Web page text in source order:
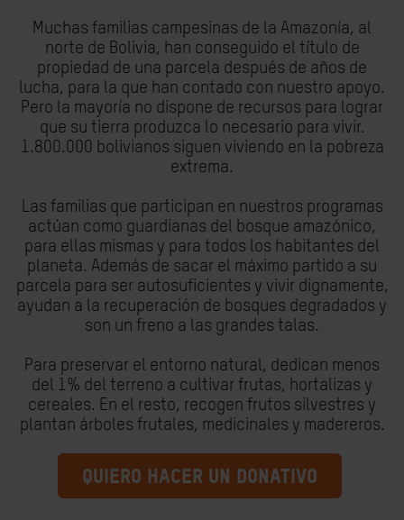
Muchas familias campesinas de la Amazonía, al
norte de Bolivia, han conseguido el título de
propiedad de una parcela después de años de
lucha, para la que han contado con nuestro apoyo.
Pero la mayoría no dispone de recursos para lograr
que su tierra produzca lo necesario para vivir.
1.800.000 bolivianos siguen viviendo en la pobreza
extrema.
Las familias que participan en nuestros programas
actúan como guardianas del bosque amazónico,
para ellas mismas y para todos los habitantes del
planeta. Además de sacar el máximo partido a su
parcela para ser autosuficientes y vivir dignamente,
ayudan a la recuperación de bosques degradados y
son un freno a las grandes talas.
Para preservar el entorno natural, dedican menos
del 1% del terreno a cultivar frutas, hortalizas y
cereales. En el resto, recogen frutos silvestres y
plantan árboles frutales, medicinales y madereros.
QUIERO HACER UN DONATIVO